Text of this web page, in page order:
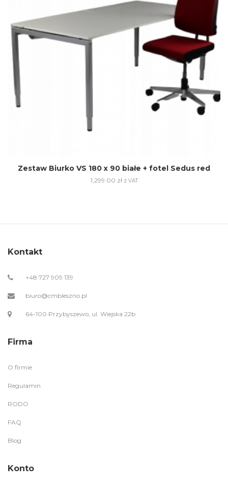
Zestaw Biurko VS 180 x 90 białe + fotel Sedus red
1,299.00 zł z VAT
Kontakt
+48 727 909 139
biuro@cmbleszno.pl
64-100 Przybyszewo, ul. Wiejska 22b
Firma
O firmie
Regulamin
RODO
FAQ
Blog
Konto